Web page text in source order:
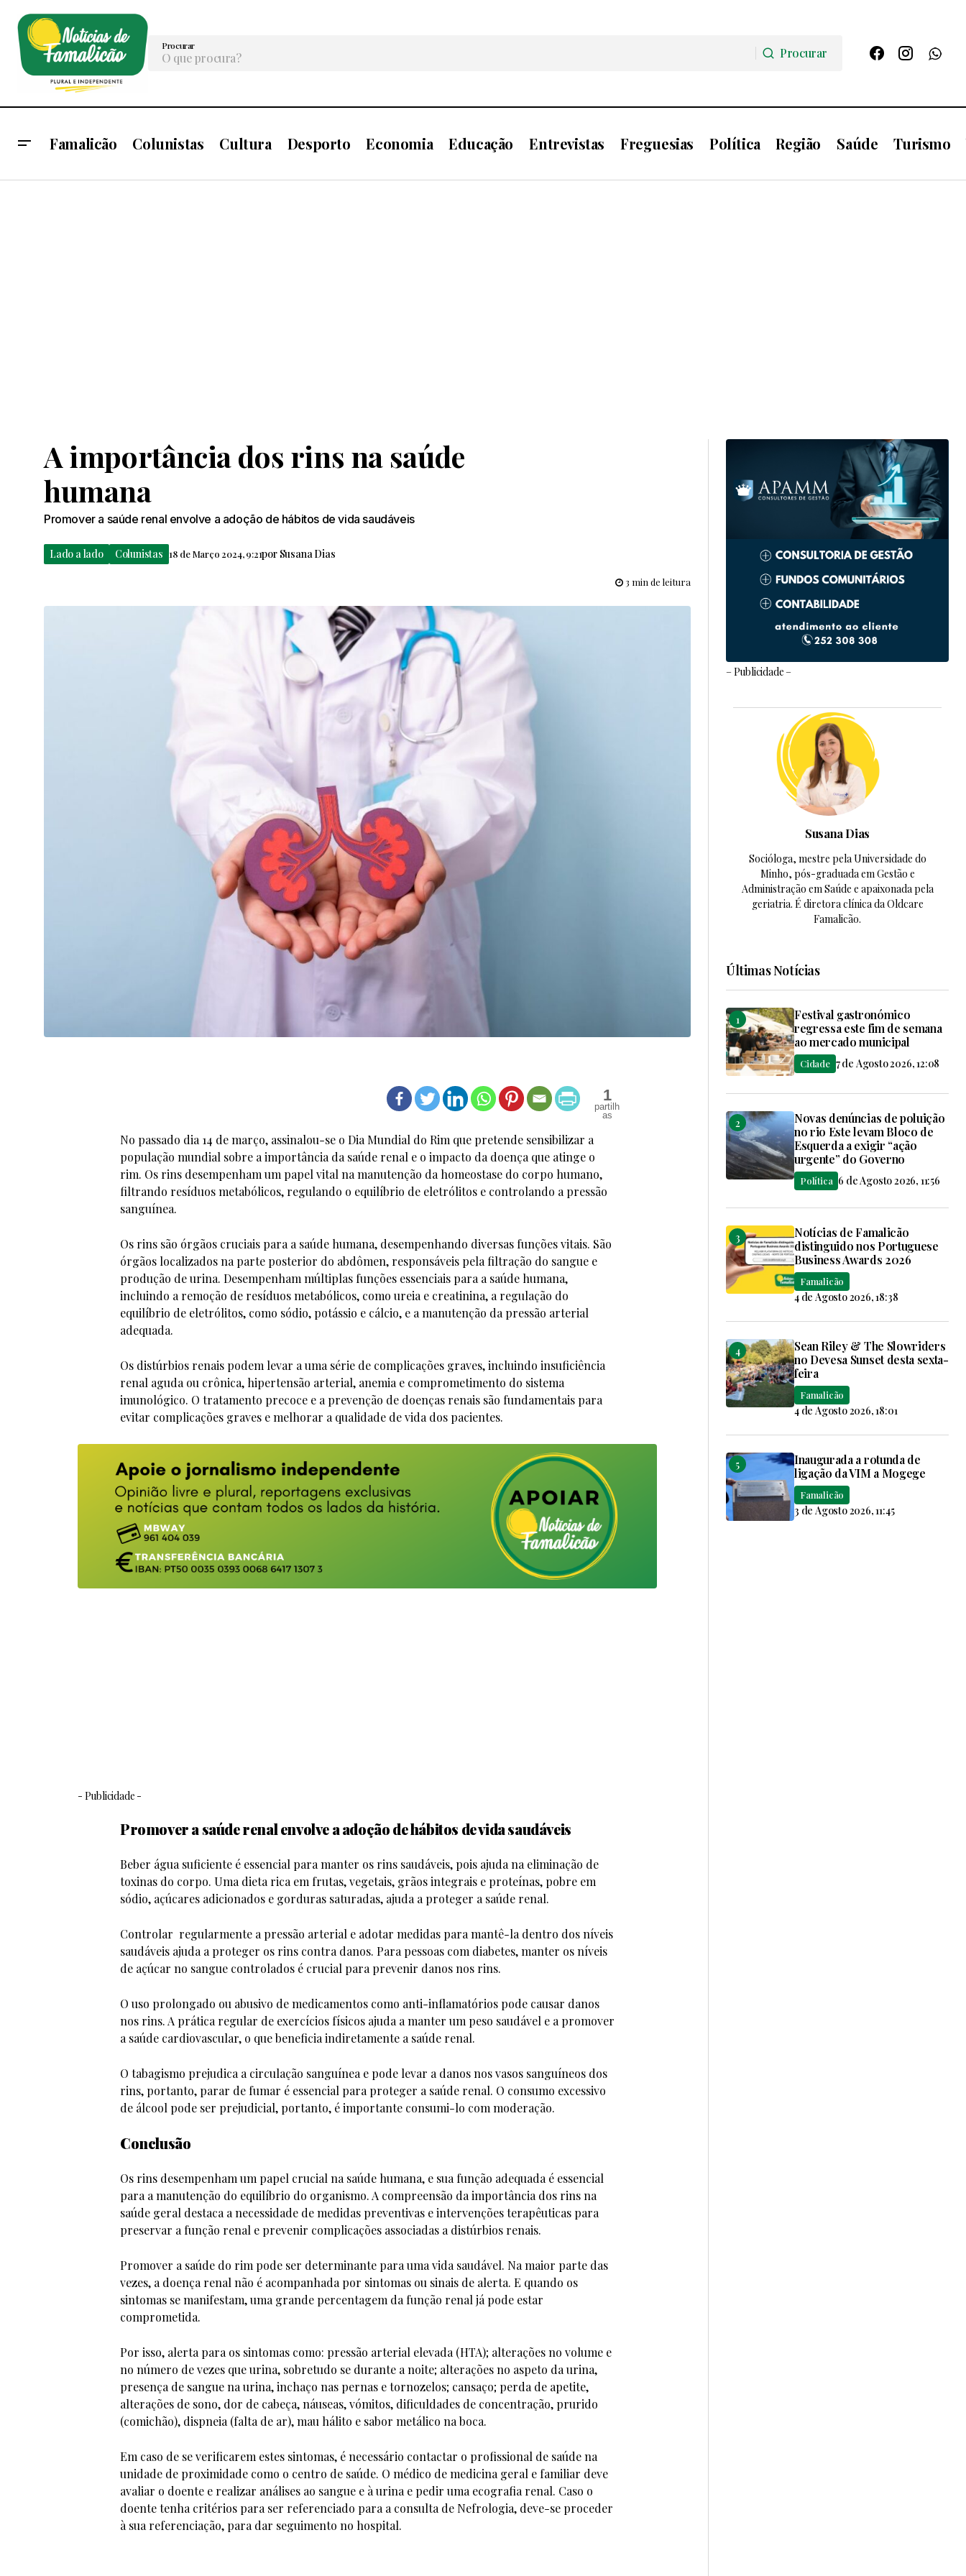
Procurar
Procurar
Famalicão Colunistas Cultura Desporto Economia Educação Entrevistas Freguesias Política Região Saúde Turismo
A importância dos rins na saúde
humana
Promover a saúde renal envolve a adoção de hábitos de vida saudáveis
Lado a lado Colunistas 18 de Março 2024, 9:21por Susana Dias
3 min de leitura
1
No passado dia 14 de março, assinalou-se o Dia Mundial do Rim que pretende sensibilizar a
população mundial sobre a importância da saúde renal e o impacto da doença que atinge o
rim. Os rins desempenham um papel vital na manutenção da homeostase do corpo humano,
filtrando resíduos metabólicos, regulando o equilíbrio de eletrólitos e controlando a pressão
sanguínea.
Os rins são órgãos cruciais para a saúde humana, desempenhando diversas funções vitais. São
órgãos localizados na parte posterior do abdômen, responsáveis pela filtração do sangue e
produção de urina. Desempenham múltiplas funções essenciais para a saúde humana,
incluindo a remoção de resíduos metabólicos, como ureia e creatinina, a regulação do
equilíbrio de eletrólitos, como sódio, potássio e cálcio, e a manutenção da pressão arterial
adequada.
Os distúrbios renais podem levar a uma série de complicações graves, incluindo insuficiência
renal aguda ou crônica, hipertensão arterial, anemia e comprometimento do sistema
imunológico. O tratamento precoce e a prevenção de doenças renais são fundamentais para
evitar complicações graves e melhorar a qualidade de vida dos pacientes.
- Publicidade -
Promover a saúde renal envolve a adoção de hábitos de vida saudáveis
Beber água suficiente é essencial para manter os rins saudáveis, pois ajuda na eliminação de
toxinas do corpo. Uma dieta rica em frutas, vegetais, grãos integrais e proteínas, pobre em
sódio, açúcares adicionados e gorduras saturadas, ajuda a proteger a saúde renal.
Controlar regularmente a pressão arterial e adotar medidas para mantê-la dentro dos níveis
saudáveis ajuda a proteger os rins contra danos. Para pessoas com diabetes, manter os níveis
de açúcar no sangue controlados é crucial para prevenir danos nos rins.
O uso prolongado ou abusivo de medicamentos como anti-inflamatórios pode causar danos
nos rins. A prática regular de exercícios físicos ajuda a manter um peso saudável e a promover
a saúde cardiovascular, o que beneficia indiretamente a saúde renal.
O tabagismo prejudica a circulação sanguínea e pode levar a danos nos vasos sanguíneos dos
rins, portanto, parar de fumar é essencial para proteger a saúde renal. O consumo excessivo
de álcool pode ser prejudicial, portanto, é importante consumi-lo com moderação.
Conclusão
Os rins desempenham um papel crucial na saúde humana, e sua função adequada é essencial
para a manutenção do equilíbrio do organismo. A compreensão da importância dos rins na
saúde geral destaca a necessidade de medidas preventivas e intervenções terapêuticas para
preservar a função renal e prevenir complicações associadas a distúrbios renais.
Promover a saúde do rim pode ser determinante para uma vida saudável. Na maior parte das
vezes, a doença renal não é acompanhada por sintomas ou sinais de alerta. E quando os
sintomas se manifestam, uma grande percentagem da função renal já pode estar
comprometida.
Por isso, alerta para os sintomas como: pressão arterial elevada (HTA); alterações no volume e
no número de vezes que urina, sobretudo se durante a noite; alterações no aspeto da urina,
presença de sangue na urina, inchaço nas pernas e tornozelos; cansaço; perda de apetite,
alterações de sono, dor de cabeça, náuseas, vómitos, dificuldades de concentração, prurido
(comichão), dispneia (falta de ar), mau hálito e sabor metálico na boca.
Em caso de se verificarem estes sintomas, é necessário contactar o profissional de saúde na
unidade de proximidade como o centro de saúde. O médico de medicina geral e familiar deve
avaliar o doente e realizar análises ao sangue e à urina e pedir uma ecografia renal. Caso o
doente tenha critérios para ser referenciado para a consulta de Nefrologia, deve-se proceder
à sua referenciação, para dar seguimento no hospital.
– Publicidade –
Susana Dias
Socióloga, mestre pela Universidade do
Minho, pós-graduada em Gestão e
Administração em Saúde e apaixonada pela
geriatria. É diretora clínica da Oldcare
Famalicão.
Últimas Notícias
Festival gastronómico
regressa este fim de semana
ao mercado municipal
Cidade 7 de Agosto 2026, 12:08
Novas denúncias de poluição
no rio Este levam Bloco de
Esquerda a exigir “ação
urgente” do Governo
Política 6 de Agosto 2026, 11:56
Notícias de Famalicão
distinguido nos Portuguese
Business Awards 2026
Famalicão
4 de Agosto 2026, 18:38
Sean Riley & The Slowriders
no Devesa Sunset desta sexta-
feira
Famalicão
4 de Agosto 2026, 18:01
Inaugurada a rotunda de
ligação da VIM a Mogege
Famalicão
3 de Agosto 2026, 11:45